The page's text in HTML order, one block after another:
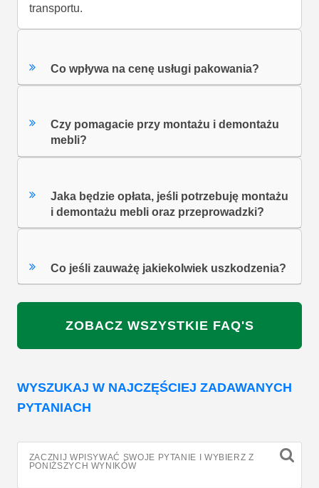
transportu.
Co wpływa na cenę usługi pakowania?
Czy pomagacie przy montażu i demontażu
mebli?
Jaka będzie opłata, jeśli potrzebuję montażu
i demontażu mebli oraz przeprowadzki?
Co jeśli zauważę jakiekolwiek uszkodzenia?
ZOBACZ WSZYSTKIE FAQ'S
WYSZUKAJ W NAJCZĘŚCIEJ ZADAWANYCH
PYTANIACH
ZACZNIJ WPISYWAĆ SWOJE PYTANIE I WYBIERZ Z
PONIŻSZYCH WYNIKÓW